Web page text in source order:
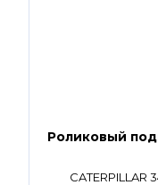
Роликовый
CATERPILLAR